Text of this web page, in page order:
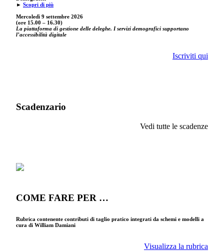
► Scopri di più
Mercoledì 9 settembre 2026
(ore 15.00 – 16.30)
La piattaforma di gestione delle deleghe. I servizi demografici supportano
l’accessibilità digitale
Iscriviti qui
Scadenzario
Vedi tutte le scadenze
COME FARE PER …
Rubrica contenente contributi di taglio pratico integrati da schemi e modelli a
cura di William Damiani
Visualizza la rubrica